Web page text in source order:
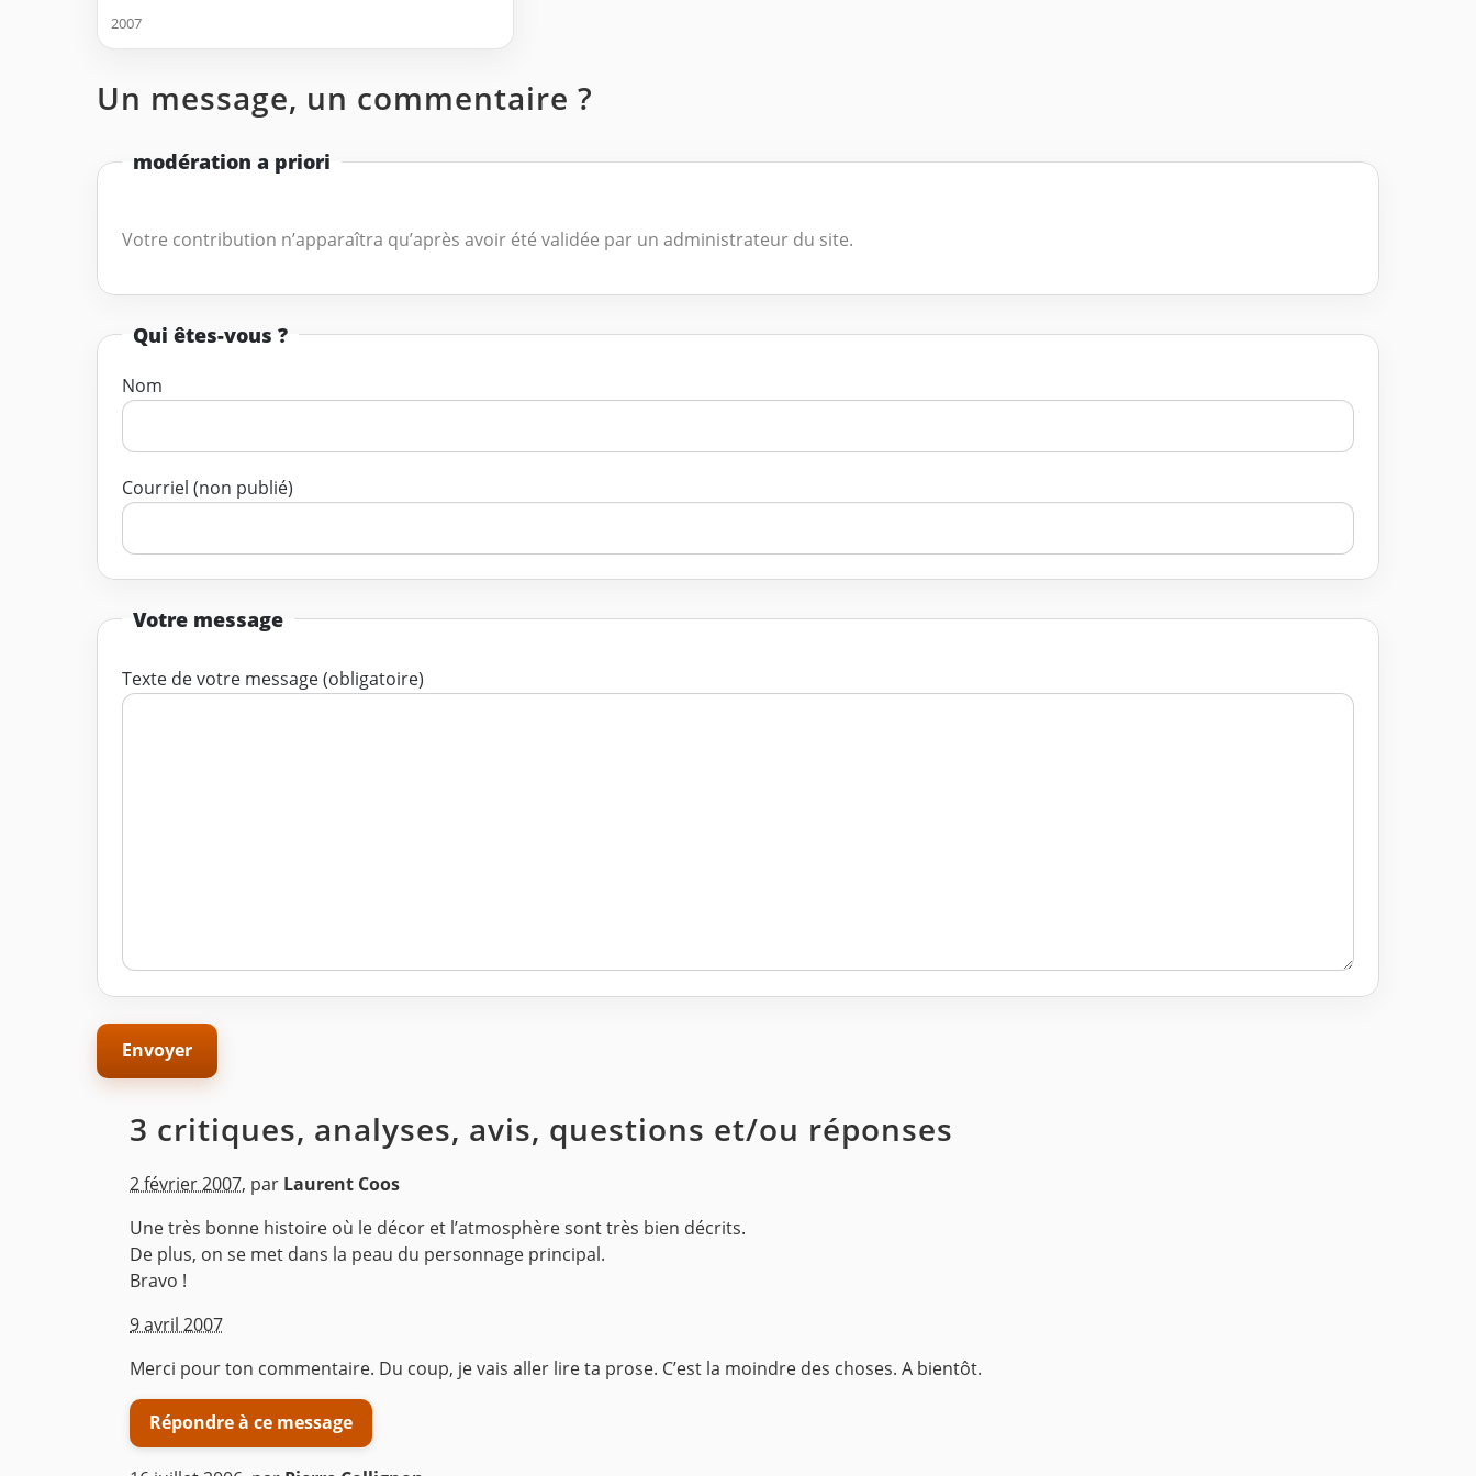
2007
Un message, un commentaire ?
modération a priori
Votre contribution n’apparaîtra qu’après avoir été validée par un administrateur du site.
Qui êtes-vous ?
Nom
Courriel (non publié)
Votre message
Texte de votre message (obligatoire)
3 critiques, analyses, avis, questions et/ou réponses
2 février 2007, par Laurent Coos
Une très bonne histoire où le décor et l’atmosphère sont très bien décrits.
De plus, on se met dans la peau du personnage principal.
Bravo !
^
9 avril 2007
Merci pour ton commentaire. Du coup, je vais aller lire ta prose. C’est la moindre des choses. A bientôt.
Répondre à ce message